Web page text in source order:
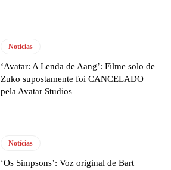
Notícias
‘Avatar: A Lenda de Aang’: Filme solo de
Zuko supostamente foi CANCELADO
pela Avatar Studios
Notícias
‘Os Simpsons’: Voz original de Bart